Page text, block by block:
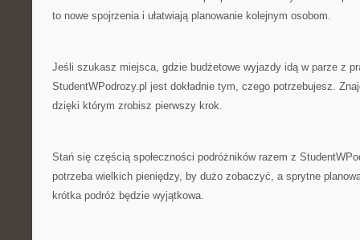
to nowe spojrzenia i ułatwiają planowanie kolejnym osobom.
Jeśli szukasz miejsca, gdzie budżetowe wyjazdy idą w parze z
StudentWPodrozy.pl jest dokładnie tym, czego potrzebujesz.
dzięki którym zrobisz pierwszy krok.
Stań się częścią społeczności podróżników razem z
potrzeba wielkich pieniędzy, by dużo zobaczyć, a sprytne
krótka podróż będzie wyjątkowa.